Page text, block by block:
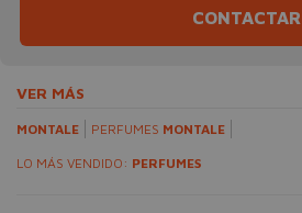
CONTACTAR
VER MÁS
MONTALE PERFUMES MONTALE
LO MÁS VENDIDO: PERFUMES